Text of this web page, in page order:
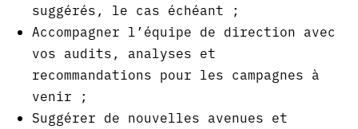
suggérés, le cas échéant ;
Accompagner l’équipe de direction avec
vos audits, analyses et
recommandations pour les campagnes à
venir ;
Suggérer de nouvelles avenues et